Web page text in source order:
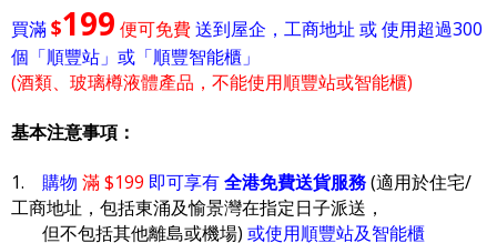
買滿$199 便可免費送到屋企，工商地址 或 使用超過300
個「順豐站」或「順豐智能櫃」
(酒類、玻璃樽液體產品，不能使用順豐站或智能櫃)
基本注意事項：
1. 購物 滿 $199 即可享有全港免費送貨服務(適用於住宅/
工商地址，包括東涌及愉景灣在指定日子派送，
但不包括其他離島或機場) 或使用順豐站及智能櫃